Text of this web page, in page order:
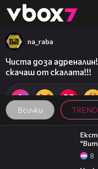
👾
Всички
na_raba
Чиста доза
скачаш от скалата!!!
04:21
8